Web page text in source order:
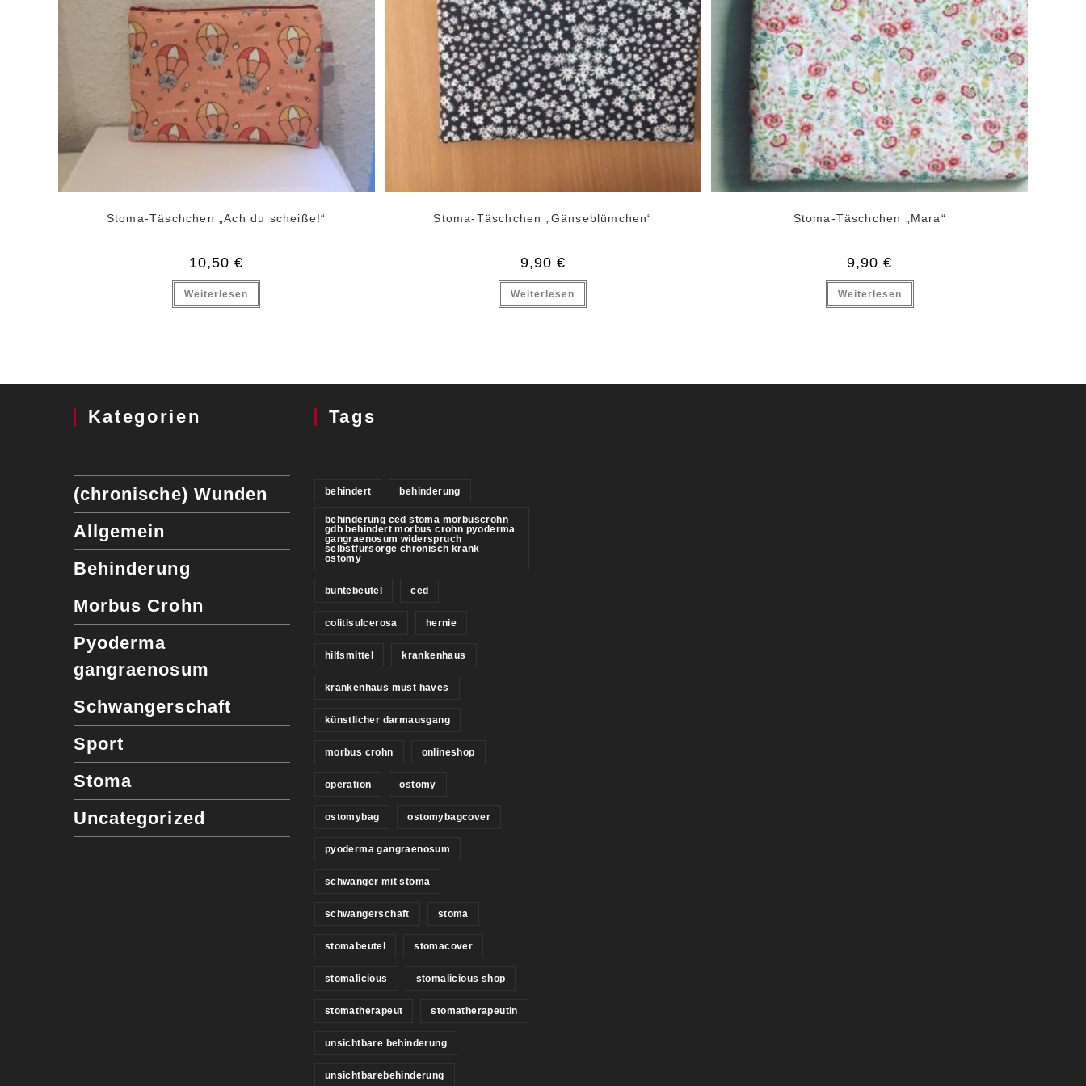
Stoma-Täschchen „Ach du scheiße!“
10,50€
Weiterlesen
Stoma-Täschchen „Gänseblümchen“
9,90 €
Weiterlesen
Stoma-Täschchen „Mara“
9,90€
Weiterlesen
Kategorien
(chronische) Wunden
Allgemein
Behinderung
Morbus Crohn
Pyoderma
gangraenosum
Schwangerschaft
Sport
Stoma
Uncategorized
Tags
behindert behinderung
behinderung ced stoma morbuscrohn
gdb behindert morbus crohn pyoderma
gangraenosum widerspruch
selbstfürsorge chronisch krank
ostomy
buntebeutel ced
colitisulcerosa hernie
hilfsmittel krankenhaus
krankenhaus must haves
künstlicher darmausgang
morbus crohn onlineshop
operation ostomy
ostomybag ostomybagcover
pyoderma gangraenosum
schwanger mit stoma
schwangerschaft stoma
stomabeutel stomacover
stomalicious stomalicious shop
stomatherapeut stomatherapeutin
unsichtbare behinderung
unsichtbarebehinderung